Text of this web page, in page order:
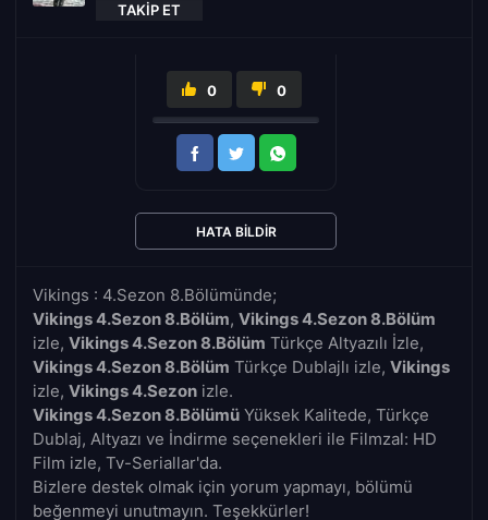
TAKIP ET
Vikings : 4.Sezon 8.Bölümünde;
Vikings 4.Sezon 8.Bölüm, Vikings 4.Sezon 8.Bölüm
izle, Vikings 4.Sezon 8.Bölüm Türkçe Altyazılı İzle,
Vikings 4.Sezon 8.Bölüm Türkçe Dublajlı izle, Vikings
izle, Vikings 4.Sezon izle.
Vikings 4.Sezon 8.Bölümü Yüksek Kalitede, Türkçe
Dublaj, Altyazı ve İndirme seçenekleri ile Filmzal: HD
Film izle, Tv-Seriallar'da.
Bizlere destek olmak için yorum yapmayı, bölümü
beğenmeyi unutmayın. Teşekkürler!
0 0
HATA BILDIR